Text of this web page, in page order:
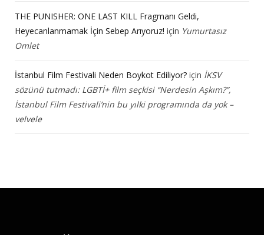
THE PUNISHER: ONE LAST KILL Fragmanı Geldi,
Heyecanlanmamak İçin Sebep Arıyoruz! için Yumurtasız
Omlet
İstanbul Film Festivali Neden Boykot Ediliyor? için İKSV
sözünü tutmadı: LGBTİ+ film seçkisi “Nerdesin Aşkım?”,
İstanbul Film Festivali’nin bu yılki programında da yok –
velvele